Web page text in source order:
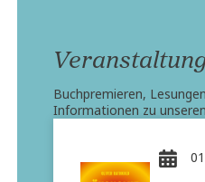
Buchpremieren,
Informationen zu